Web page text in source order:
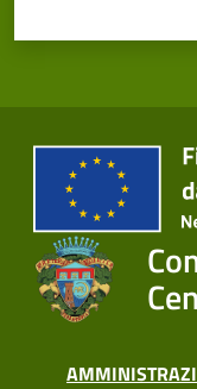
Amministrazione
argomenti...
Seguici